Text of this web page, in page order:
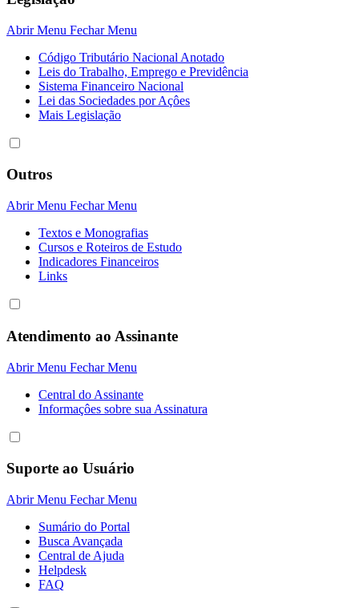
Abrir Menu Fechar Menu
Código Tributário Nacional Anotado
Leis do Trabalho, Emprego e Previdência
Sistema Financeiro Nacional
Lei das Sociedades por Açôes
Mais Legislação
Outros
Abrir Menu Fechar Menu
Textos e Monografias
Cursos e Roteiros de Estudo
Indicadores Financeiros
Links
Atendimento ao Assinante
Abrir Menu Fechar Menu
Central do Assinante
Informaçôes sobre sua Assinatura
Suporte ao Usuário
Abrir Menu Fechar Menu
Sumário do Portal
Busca Avançada
Central de Ajuda
Helpdesk
FAQ